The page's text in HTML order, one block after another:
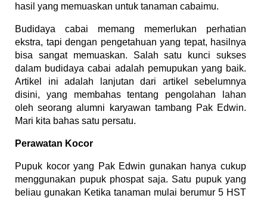
hasil yang memuaskan untuk tanaman cabaimu.
Budidaya cabai memang memerlukan perhatian
ekstra, tapi dengan pengetahuan yang tepat, hasilnya
bisa sangat memuaskan. Salah satu kunci sukses
dalam budidaya cabai adalah pemupukan yang baik.
Artikel ini adalah lanjutan dari artikel sebelumnya
disini, yang membahas tentang pengolahan lahan
oleh seorang alumni karyawan tambang Pak Edwin.
Mari kita bahas satu persatu.
Perawatan Kocor
Pupuk kocor yang Pak Edwin gunakan hanya cukup
menggunakan pupuk phospat saja. Satu pupuk yang
beliau gunakan Ketika tanaman mulai berumur 5 HST